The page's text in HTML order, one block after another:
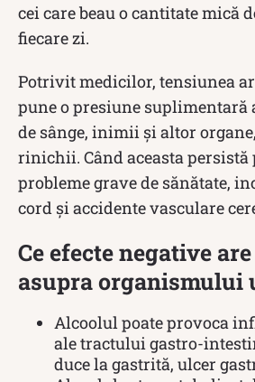
cei care beau o cantitate mică
fiecare zi.
Potrivit medicilor, tensiunea
pune o presiune suplimentară
de sânge, inimii și altor
rinichii. Când aceasta persistă
probleme grave de sănătate,
cord și accidente vasculare
Ce efecte negative
asupra organismului
Alcoolul poate provoca
ale tractului gastro-
duce la gastrită, ulcer